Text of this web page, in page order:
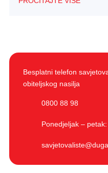
Besplatni telefon
obiteljskog nasilja
0800 88 98
Ponedjeljak –